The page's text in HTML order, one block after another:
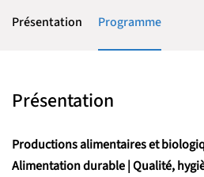
Présentation Programme
Présentation
Productions alimentaires et
Alimentation durable | Qualité,